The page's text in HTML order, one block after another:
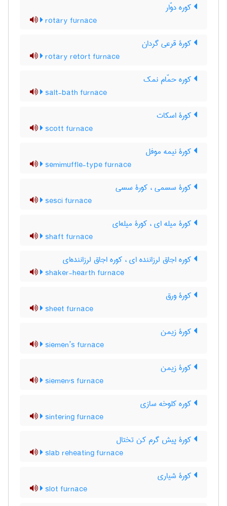
کوره دوّار
rotary furnace
کورۀ قرعی گردان
rotary retort furnace
کوره حمّام نمک
salt-bath furnace
کورۀ اسکات
scott furnace
کورۀ نیمه موفل
semimuffle-type furnace
کورۀ سسمی ، کورۀ سسی
sesci furnace
کورۀ میله ای ، کورۀ میله‌ای
shaft furnace
کوره اجاق لرزاننده ای ، کوره اجاق لرزاننده‌ای
shaker-hearth furnace
کورۀ ورق
sheet furnace
کورۀ زیمن
siemen’s furnace
کورۀ زیمن
siemen's furnace
کوره کلوخه سازی
sintering furnace
کورۀ پیش گرم کن تختال
slab reheating furnace
کورۀ شیاری
slot furnace